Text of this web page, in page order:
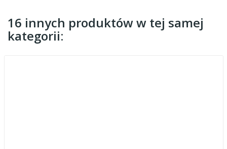
16 innych produktów w tej samej
kategorii: